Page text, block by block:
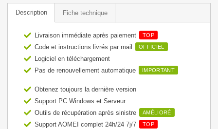
Description Fiche technique
Livraison immédiate après paiement TOP
Code et instructions livrés par mail OFFICIEL
Logiciel en téléchargement
Pas de renouvellement automatique
IMPORTANT
Obtenez toujours la dernière version
Support PC Windows et Serveur
Outils de récupération après sinistre
AMÉLIORÉ
Support AOMEI complet 24h/24 7j/7 TOP